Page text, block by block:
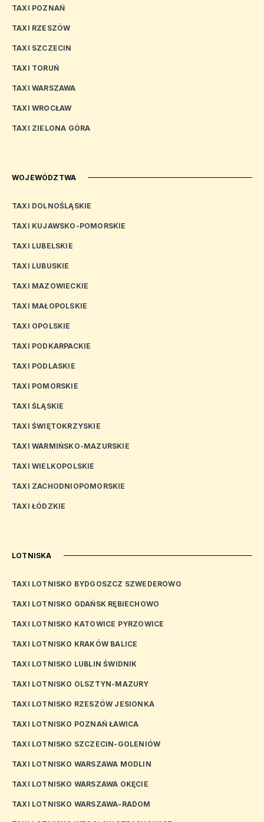
TAXI POZNAŃ
TAXI RZESZÓW
TAXI SZCZECIN
TAXI TORUŃ
TAXI WARSZAWA
TAXI WROCŁAW
TAXI ZIELONA GÓRA
WOJEWÓDZTWA
TAXI DOLNOŚLĄSKIE
TAXI KUJAWSKO-POMORSKIE
TAXI LUBELSKIE
TAXI LUBUSKIE
TAXI MAZOWIECKIE
TAXI MAŁOPOLSKIE
TAXI OPOLSKIE
TAXI PODKARPACKIE
TAXI PODLASKIE
TAXI POMORSKIE
TAXI ŚLĄSKIE
TAXI ŚWIĘTOKRZYSKIE
TAXI WARMIŃSKO-MAZURSKIE
TAXI WIELKOPOLSKIE
TAXI ZACHODNIOPOMORSKIE
TAXI ŁÓDZKIE
LOTNISKA
TAXI LOTNISKO BYDGOSZCZ SZWEDEROWO
TAXI LOTNISKO GDAŃSK RĘBIECHOWO
TAXI LOTNISKO KATOWICE PYRZOWICE
TAXI LOTNISKO KRAKÓW BALICE
TAXI LOTNISKO LUBLIN ŚWIDNIK
TAXI LOTNISKO OLSZTYN-MAZURY
TAXI LOTNISKO RZESZÓW JESIONKA
TAXI LOTNISKO POZNAŃ ŁAWICA
TAXI LOTNISKO SZCZECIN-GOLENIÓW
TAXI LOTNISKO WARSZAWA MODLIN
TAXI LOTNISKO WARSZAWA OKĘCIE
TAXI LOTNISKO WARSZAWA-RADOM